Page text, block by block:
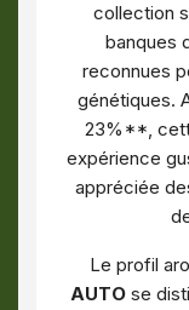
collection
banques
reconnues
génétiques.
23%**,
expérience
appréciée
Le profil
AUTO se